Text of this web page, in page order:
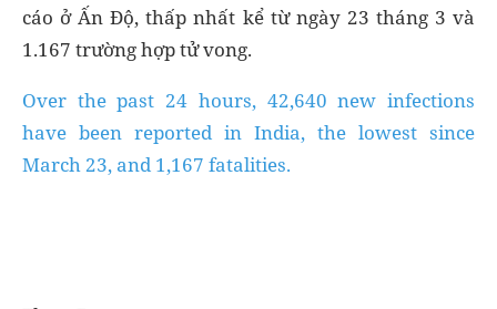
cáo ở Ấn Độ, thấp nhất kể từ ngày 23 tháng 3 và
1.167 trường hợp tử vong.
Over the past 24 hours, 42,640 new infections
have been reported in India, the lowest since
March 23, and 1,167 fatalities.